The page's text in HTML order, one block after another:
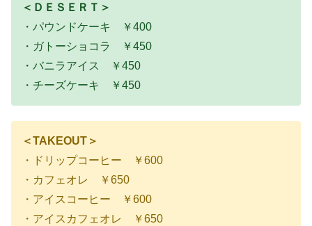
＜ＤＥＳＥＲＴ＞
・パウンドケーキ ￥400
・ガトーショコラ ￥450
・バニラアイス ￥450
・チーズケーキ ￥450
＜TAKEOUT＞
・ドリップコーヒー ￥600
・カフェオレ ￥650
・アイスコーヒー ￥600
・アイスカフェオレ ￥650